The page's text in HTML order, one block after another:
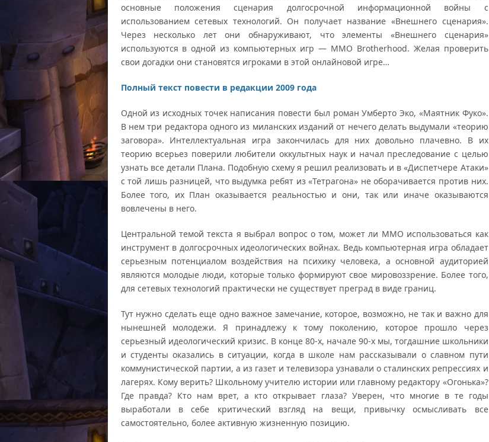
основные положения сценария долгосрочной информационной войны с
использованием сетевых технологий. Он получает название «Внешнего сценария».
Через несколько лет они обнаруживают, что элементы «Внешнего сценария»
используются в одной из компьютерных игр — ММО Brotherhood. Желая проверить
свои догадки они становятся игроками в этой онлайновой игре…
Полный текст повести в редакции 2009 года
Одной из исходных точек написания повести был роман Умберто Эко, «Маятник Фуко».
В нем три редактора одного из миланских изданий от нечего делать выдумали «теорию
заговора». Интеллектуальная игра закончилась для них довольно плачевно. В их
теорию всерьез поверили любители оккультных наук и начал преследование с целью
узнать все детали Плана. Подобную схему я решил реализовать и в «Диспетчере Атаки»
с той лишь разницей, что выдумка ребят из «Тетрагона» не оборачивается против них.
Более того, их План оказывается реальностью и они, так или иначе оказываются
вовлечены в него.
Центральной темой текста я выбрал вопрос о том, может ли ММО использоваться как
инструмент в долгосрочных идеологических войнах. Ведь компьютерная игра обладает
серьезным потенциалом воздействия на психику человека, а основной аудиторией
являются молодые люди, которые только формируют свое мировоззрение. Более того,
для сетевых технологий практически не существует преград в виде границ.
Тут нужно сделать еще одно важное замечание, которое, возможно, не так и важно для
нынешней молодежи. Я принадлежу к тому поколению, которое прошло через
серьезный идеологический кризис. В конце 80-х, начале 90-х мы, тогдашние школьники
и студенты оказались в ситуации, когда в школе нам рассказывали о славном пути
коммунистической партии, а из газет и телевизора узнавали о сталинских репрессиях и
лагерях. Кому верить? Школьному учителю истории или главному редактору «Огонька»?
Где правда? Кто нам врет, а кто открывает глаза? Уверен, что многие в те годы
выработали в себе критический взгляд на вещи, привычку осмысливать все
самостоятельно, более активную жизненную позицию.